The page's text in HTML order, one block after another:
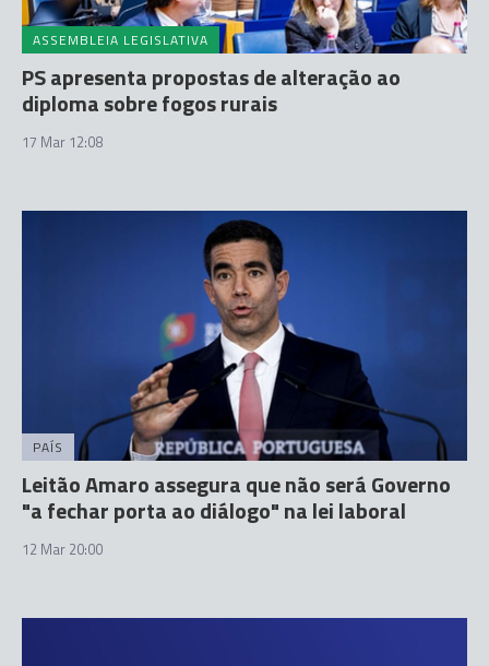
ASSEMBLEIA LEGISLATIVA
PS apresenta propostas de alteração ao
diploma sobre fogos rurais
17 Mar 12:08
PAÍS
Leitão Amaro assegura que não será Governo
"a fechar porta ao diálogo" na lei laboral
12 Mar 20:00